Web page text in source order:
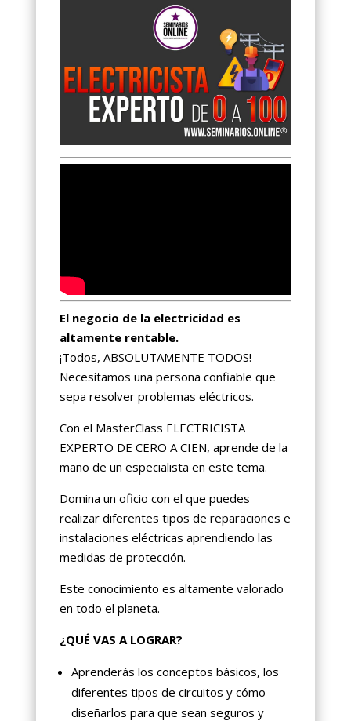
El negocio de la electricidad es
altamente rentable.
¡Todos, ABSOLUTAMENTE TODOS!
Necesitamos una persona confiable que
sepa resolver problemas eléctricos.
Con el MasterClass ELECTRICISTA
EXPERTO DE CERO A CIEN, aprende de la
mano de un especialista en este tema.
Domina un oficio con el que puedes
realizar diferentes tipos de reparaciones e
instalaciones eléctricas aprendiendo las
medidas de protección.
Este conocimiento es altamente valorado
en todo el planeta.
¿QUÉ VAS A LOGRAR?
Aprenderás los conceptos básicos, los
diferentes tipos de circuitos y cómo
diseñarlos para que sean seguros y